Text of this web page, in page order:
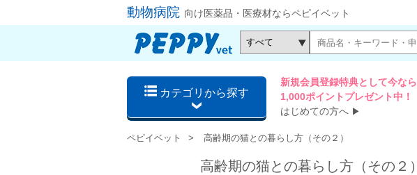
動物病院 向け医薬品・医療材ならペピイベット
カテゴリから探す
新規会員登録特典として今なら
1,000ポイントプレゼント中！
はじめての方へ ▶
ペピイベット 高齢期の猫との暮らし方（その２）
高齢期の猫との暮らし方（その２）